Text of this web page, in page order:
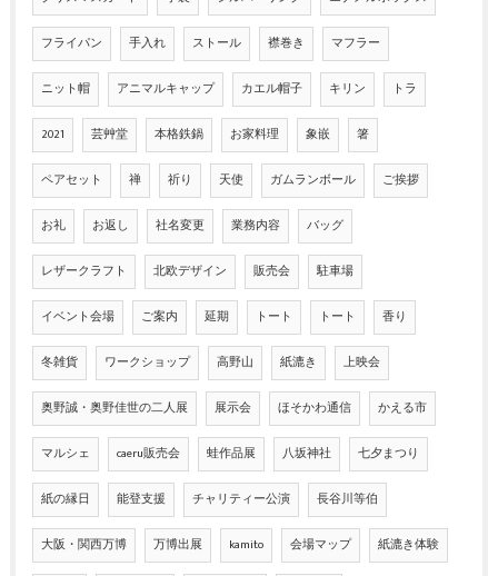
フライパン 手入れ ストール 襟巻き マフラー
ニット帽 アニマルキャップ カエル帽子 キリン トラ
2021 芸艸堂 本格鉄鍋 お家料理 象嵌 箸
ペアセット 禅 祈り 天使 ガムランボール ご挨拶
お礼 お返し 社名変更 業務内容 バッグ
レザークラフト 北欧デザイン 販売会 駐車場
イベント会場 ご案内 延期 トート トート 香り
冬雑貨 ワークショップ 高野山 紙漉き 上映会
奥野誠・奥野佳世の二人展 展示会 ほそかわ通信 かえる市
マルシェ caeru販売会 蛙作品展 八坂神社 七夕まつり
紙の縁日 能登支援 チャリティー公演 長谷川等伯
大阪・関西万博 万博出展 kamito 会場マップ 紙漉き体験